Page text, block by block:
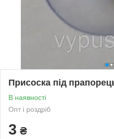
Присоска під
В наявності
Опт і роздріб
3 ₴